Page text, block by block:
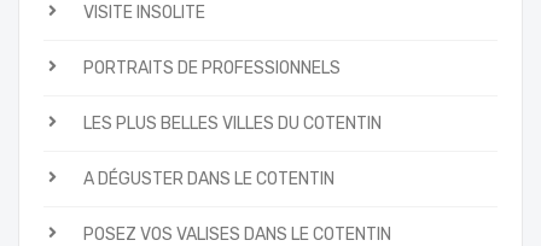
VISITE INSOLITE
PORTRAITS DE PROFESSIONNELS
LES PLUS BELLES VILLES DU COTENTIN
A DÉGUSTER DANS LE COTENTIN
POSEZ VOS VALISES DANS LE COTENTIN